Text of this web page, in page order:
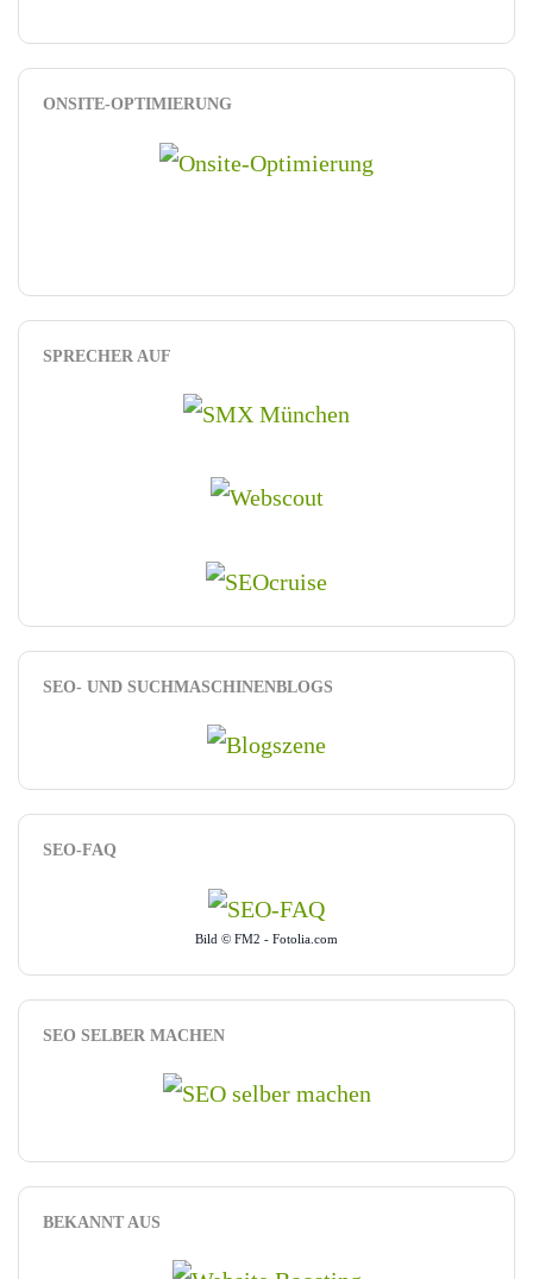
ONSITE-OPTIMIERUNG
SPRECHER AUF
SEO- UND SUCHMASCHINENBLOGS
SEO-FAQ
Bild © FM2 - Fotolia.com
SEO SELBER MACHEN
BEKANNT AUS